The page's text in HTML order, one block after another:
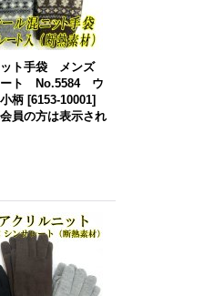
ト手袋 メンズ
ート No.5584 ウ
柄 [6153-10001]
員の方は表示され